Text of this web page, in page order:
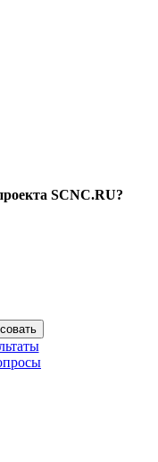
SCNC.RU?